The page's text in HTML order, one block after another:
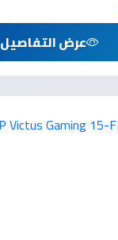
عرض التفاصيل